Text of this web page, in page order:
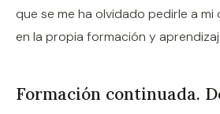
que se me ha olvidado pedirle a mi
en la propia formación y
Formación continuada.